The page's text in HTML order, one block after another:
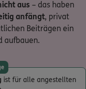
aus – das haben
anfängt, privat
Beiträgen ein
aufbauen.
ist für alle angestellten